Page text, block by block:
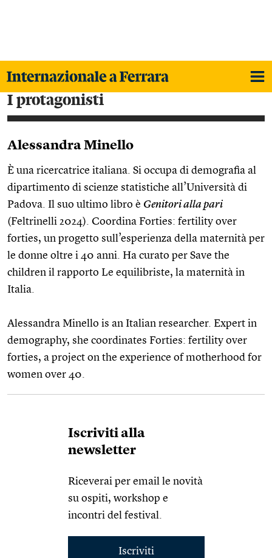
i protagonisti
Alessandra Minello
È una ricercatrice italiana. Si occupa di demografia al
dipartimento di scienze statistiche all’Università di
Padova. Il suo ultimo libro è Genitori alla pari
(Feltrinelli 2024). Coordina Forties: fertility over
forties, un progetto sull’esperienza della maternità per
le donne oltre i 40 anni. Ha curato per Save the
children il rapporto Le equilibriste, la maternità in
Italia.
Alessandra Minello is an Italian researcher. Expert in
demography, she coordinates Forties: fertility over
forties, a project on the experience of motherhood for
women over 40.
Iscriviti alla
newsletter
Riceverai per email le novità
su ospiti, workshop e
incontri del festival.
Iscriviti